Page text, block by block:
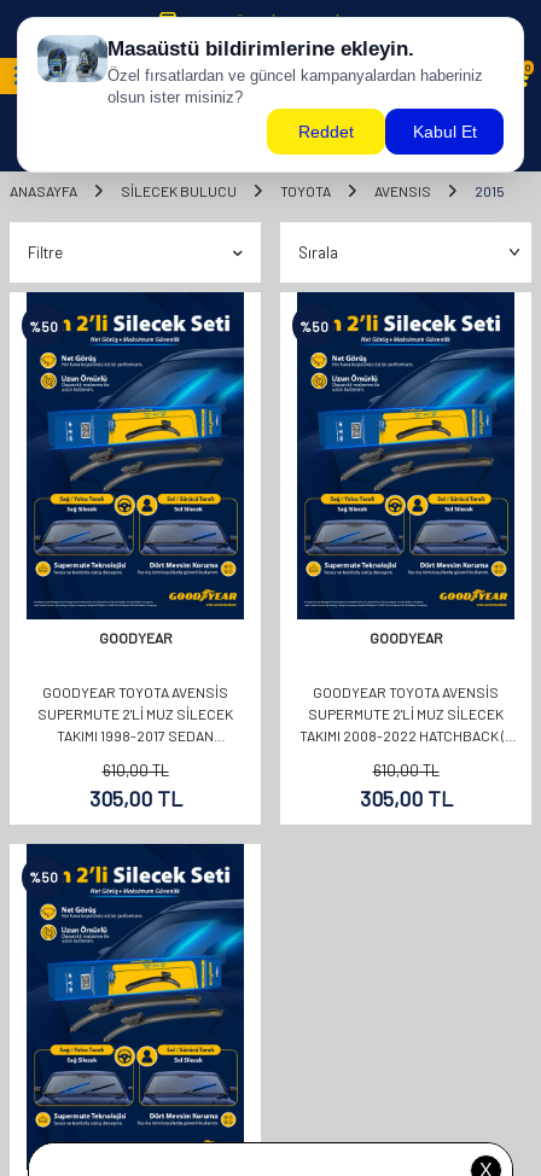
500 TL ÜZERİ KARGO BİZDEN !
0
ANASAYFA SILECEK BULUCU TOYOTA AVENSIS 2015
Filtre
%50
GOODYEAR
GOODYEAR TOYOTA AVENSIS
SUPERMUTE 2'LI MUZ SILECEK
TAKIMI 1998-2017 SEDAN
610,00TL
305,00TL
%50
GOODYEAR
GOODYEAR TOYOTA AVENSIS
SUPERMUTE 2'LI MUZ SILECEK
TAKIMI 2008-2022 HATCHBACK (5
610,00TL
305,00TL
%50